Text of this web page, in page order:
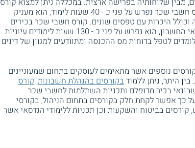
. קורס חשבי שכר נפרש על פני כ - 40 שעות לימוד, הוא מעניק
וכולל היכרות עם טפסים שונים. קורס חשבי שכר בכירים
מכין את המשתתפים לקראת מבחני מועצת רואי החשבון, הוא נפרש על פני כ - 130 שעות לימודים עיוניות
לומדים לטפל בדוחות מס ההכנסה ומתוודעים למגוון של דינים
נוספים אשר מתאימים לעוסקים בתחום שמעוניינים
היתר, ניתן ללמודבקורסים בהנהלת חשבונות, קורס
בכיר מדופלם ותכניות השתלמות לחשבי שכר
כך אפשר לקחת חלק בקורסים בתחום הניהול, בקורסי
בביטוח והשקעות וכן תכניות ללימודי הנדסאי אשר